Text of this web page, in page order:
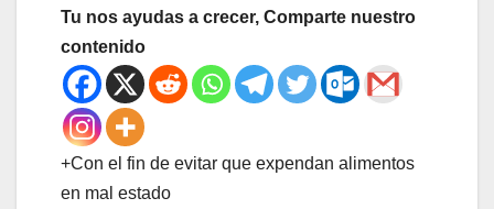
Tu nos ayudas a crecer, Comparte nuestro
contenido
+Con el fin de evitar que expendan alimentos
en mal estado